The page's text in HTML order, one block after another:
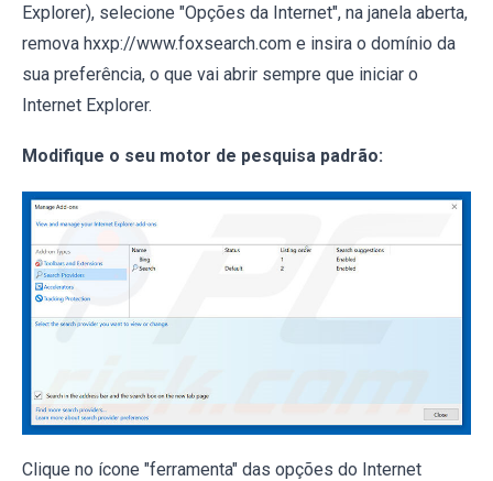
Explorer), selecione "Opções da Internet", na janela aberta,
remova hxxp://www.foxsearch.com e insira o domínio da
sua preferência, o que vai abrir sempre que iniciar o
Internet Explorer.
Modifique o seu motor de pesquisa padrão:
Clique no ícone "ferramenta" das opções do Internet